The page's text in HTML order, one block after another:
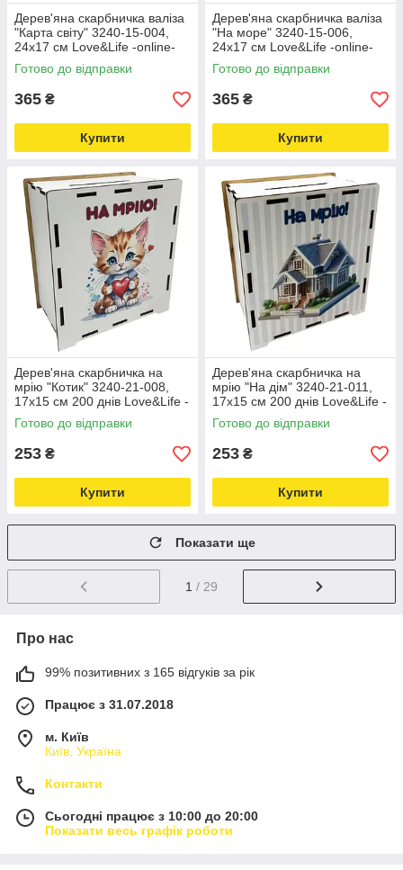
Дерев'яна скарбничка валіза
"Карта світу" 3240-15-004,
24х17 см Love&Life -online-
multimarket-
Готово до відправки
365 ₴
Купити
Дерев'яна скарбничка валіза
"На море" 3240-15-006,
24х17 см Love&Life -online-
multimarket-
Готово до відправки
365 ₴
Купити
Дерев'яна скарбничка на
мрію "Котик" 3240-21-008,
17х15 см 200 днів Love&Life -
online-multimarket-
Готово до відправки
253 ₴
Купити
Дерев'яна скарбничка на
мрію "На дім" 3240-21-011,
17х15 см 200 днів Love&Life -
online-multimarket-
Готово до відправки
253 ₴
Купити
Показати ще
1 / 29
Про нас
99% позитивних з 165 відгуків за рік
Працює з 31.07.2018
м. Київ
Київ, Україна
Контакти
Сьогодні працює з 10:00 до 20:00
Показати весь графік роботи